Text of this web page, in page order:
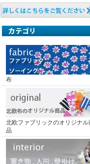
布
北欧ファブリックのオリジナル
品